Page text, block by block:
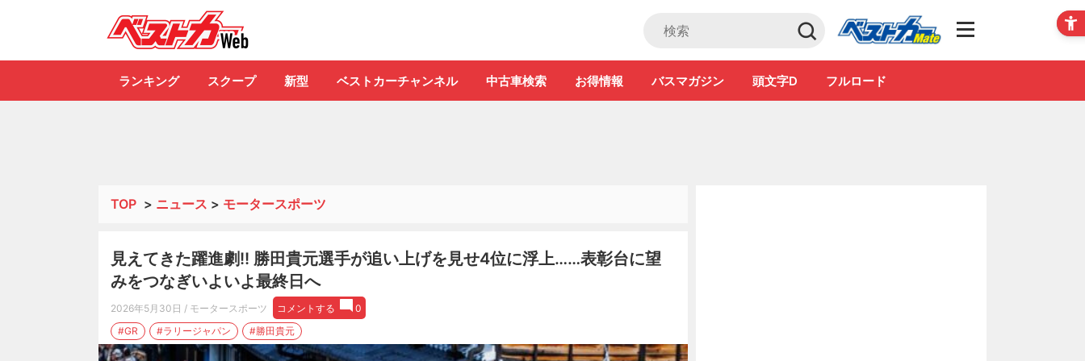
Club
ランキング スクープ 新型 ベストカーチャンネル 中古車検索 お得情報 バスマガジン 頭文字D フルロード
TOP > ニュース > モータースポーツ
見えてきた躍進劇!! 勝田貴元選手が追い上げを見せ4位に浮上……表彰台に望
みをつなぎいよいよ最終日へ
2026年5月30日 / モータースポーツ コメントする
0
#GR
#ラリージャパン #勝田貴元